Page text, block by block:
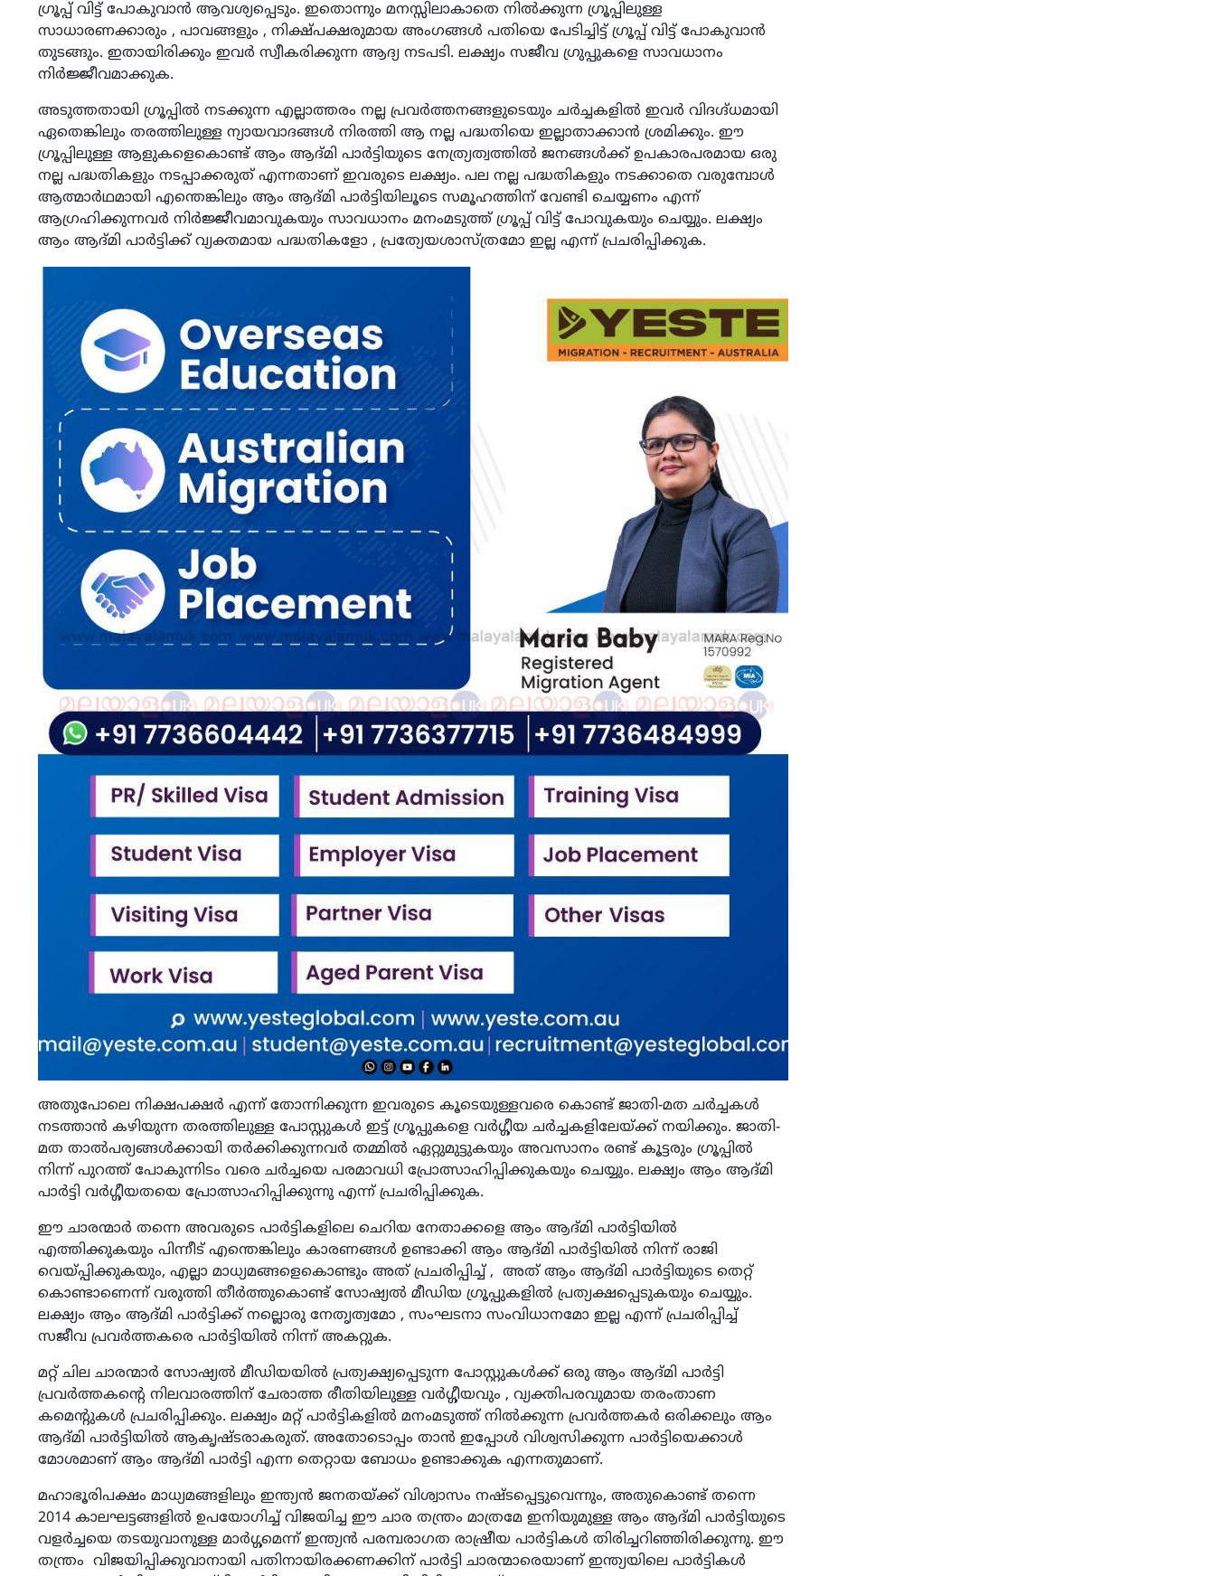
ഗ്രൂപ്പ് വിട്ട് പോകുവാൻ ആവശ്യപ്പെടും. ഇതൊന്നും മനസ്സിലാകാതെ നിൽക്കുന്ന ഗ്രൂപ്പിലുള്ള
സാധാരണക്കാരും , പാവങ്ങളും , നിക്ഷ്പക്ഷരുമായ അംഗങ്ങൾ പതിയെ പേടിച്ചിട്ട് ഗ്രൂപ്പ് വിട്ട് പോകുവാൻ
തുടങ്ങും. ഇതായിരിക്കും ഇവർ സ്വീകരിക്കുന്ന ആദ്യ നടപടി. ലക്ഷ്യം സജീവ ഗ്രുപ്പുകളെ സാവധാനം
നിർജ്ജീവമാക്കുക.
അടുത്തതായി ഗ്രൂപ്പിൽ നടക്കുന്ന എല്ലാത്തരം നല്ല പ്രവർത്തനങ്ങളുടെയും ചർച്ചകളിൽ ഇവർ വിദഗ്ദ്ധമായി
ഏതെങ്കിലും തരത്തിലുള്ള ന്യായവാദങ്ങൾ നിരത്തി ആ നല്ല പദ്ധതിയെ ഇല്ലാതാക്കാൻ ശ്രമിക്കും. ഈ
ഗ്രൂപ്പിലുള്ള ആളുകളെകൊണ്ട് ആം ആദ്മി പാർട്ടിയുടെ നേത്ര്യത്വത്തിൽ ജനങ്ങൾക്ക് ഉപകാരപരമായ ഒരു
നല്ല പദ്ധതികളും നടപ്പാക്കരുത് എന്നതാണ് ഇവരുടെ ലക്ഷ്യം. പല നല്ല പദ്ധതികളും നടക്കാതെ വരുമ്പോൾ
ആത്മാർഥമായി എന്തെങ്കിലും ആം ആദ്മി പാർട്ടിയിലൂടെ സമൂഹത്തിന് വേണ്ടി ചെയ്യണം എന്ന്
ആഗ്രഹിക്കുന്നവർ നിർജ്ജീവമാവുകയും സാവധാനം മനംമടുത്ത് ഗ്രൂപ്പ് വിട്ട് പോവുകയും ചെയ്യും. ലക്ഷ്യം
ആം ആദ്മി പാർട്ടിക്ക് വ്യക്തമായ പദ്ധതികളോ , പ്രത്യേയശാസ്ത്രമോ ഇല്ല എന്ന് പ്രചരിപ്പിക്കുക.
അതുപോലെ നിക്ഷപക്ഷർ എന്ന് തോന്നിക്കുന്ന ഇവരുടെ കൂടെയുള്ളവരെ കൊണ്ട് ജാതി-മത ചർച്ചകൾ
നടത്താൻ കഴിയുന്ന തരത്തിലുള്ള പോസ്റ്റുകൾ ഇട്ട് ഗ്രൂപ്പുകളെ വർഗ്ഗീയ ചർച്ചകളിലേയ്ക്ക് നയിക്കും. ജാതി-
മത താൽപര്യങ്ങൾക്കായി തർക്കിക്കുന്നവർ തമ്മിൽ ഏറ്റുമുട്ടുകയും അവസാനം രണ്ട് കൂട്ടരും ഗ്രൂപ്പിൽ
നിന്ന് പുറത്ത് പോകുന്നിടം വരെ ചർച്ചയെ പരമാവധി പ്രോത്സാഹിപ്പിക്കുകയും ചെയ്യും. ലക്ഷ്യം ആം ആദ്മി
പാർട്ടി വർഗ്ഗീയതയെ പ്രോത്സാഹിപ്പിക്കുന്നു എന്ന് പ്രചരിപ്പിക്കുക.
ഈ ചാരന്മാർ തന്നെ അവരുടെ പാർട്ടികളിലെ ചെറിയ നേതാക്കളെ ആം ആദ്മി പാർട്ടിയിൽ
എത്തിക്കുകയും പിന്നീട് എന്തെങ്കിലും കാരണങ്ങൾ ഉണ്ടാക്കി ആം ആദ്മി പാർട്ടിയിൽ നിന്ന് രാജി
വെയ്പ്പിക്കുകയും, എല്ലാ മാധ്യമങ്ങളെകൊണ്ടും അത് പ്രചരിപ്പിച്ച് , അത് ആം ആദ്മി പാർട്ടിയുടെ തെറ്റ്
കൊണ്ടാണെന്ന് വരുത്തി തീർത്തുകൊണ്ട് സോഷ്യൽ മീഡിയ ഗ്രൂപ്പുകളിൽ പ്രത്യക്ഷപ്പെടുകയും ചെയ്യും.
ലക്ഷ്യം ആം ആദ്മി പാർട്ടിക്ക് നല്ലൊരു നേതൃത്വമോ , സംഘടനാ സംവിധാനമോ ഇല്ല എന്ന് പ്രചരിപ്പിച്ച്
സജീവ പ്രവർത്തകരെ പാർട്ടിയിൽ നിന്ന് അകറ്റുക.
മറ്റ് ചില ചാരന്മാർ സോഷ്യൽ മീഡിയയിൽ പ്രത്യക്ഷ്യപ്പെടുന്ന പോസ്റ്റുകൾക്ക് ഒരു ആം ആദ്മി പാർട്ടി
പ്രവർത്തകന്റെ നിലവാരത്തിന് ചേരാത്ത രീതിയിലുള്ള വർഗ്ഗീയവും , വ്യക്തിപരവുമായ തരംതാണ
കമെന്റുകൾ പ്രചരിപ്പിക്കും. ലക്ഷ്യം മറ്റ് പാർട്ടികളിൽ മനംമടുത്ത് നിൽക്കുന്ന പ്രവർത്തകർ ഒരിക്കലും ആം
ആദ്മി പാർട്ടിയിൽ ആകൃഷ്‌ടരാകരുത്. അതോടൊപ്പം താൻ ഇപ്പോൾ വിശ്വസിക്കുന്ന പാർട്ടിയെക്കാൾ
മോശമാണ് ആം ആദ്മി പാർട്ടി എന്ന തെറ്റായ ബോധം ഉണ്ടാക്കുക എന്നതുമാണ്.
മഹാഭൂരിപക്ഷം മാധ്യമങ്ങളിലും ഇന്ത്യൻ ജനതയ്ക്ക് വിശ്വാസം നഷ്‌ടപ്പെട്ടുവെന്നും, അതുകൊണ്ട് തന്നെ
2014 കാലഘട്ടങ്ങളിൽ ഉപയോഗിച്ച് വിജയിച്ച ഈ ചാര തന്ത്രം മാത്രമേ ഇനിയുമുള്ള ആം ആദ്മി പാർട്ടിയുടെ
വളർച്ചയെ തടയുവാനുള്ള മാർഗ്ഗമെന്ന് ഇന്ത്യൻ പരമ്പരാഗത രാഷ്രീയ പാർട്ടികൾ തിരിച്ചറിഞ്ഞിരിക്കുന്നു. ഈ
തന്ത്രം വിജയിപ്പിക്കുവാനായി പതിനായിരക്കണക്കിന് പാർട്ടി ചാരന്മാരെയാണ് ഇന്ത്യയിലെ പാർട്ടികൾ